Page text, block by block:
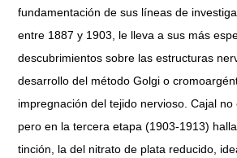
fundamentación de sus líneas de
entre 1887 y 1903, le lleva a sus más
descubrimientos sobre las estructuras
desarrollo del método Golgi o
impregnación del tejido nervioso. Cajal no
pero en la tercera etapa (1903-1913)
tinción, la del nitrato de plata reducido,